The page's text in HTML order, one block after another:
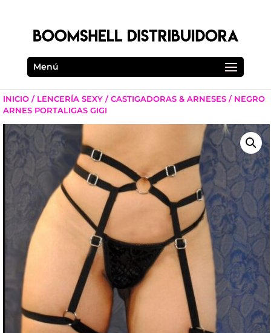
Menú
INICIO / LENCERÍA SEXY /CASTIGADORAS & ARNESES / NEGRO
ARNES PORTALIGAS GIGI